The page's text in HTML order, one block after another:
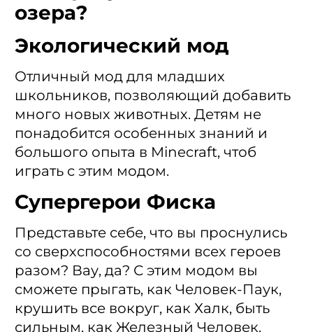
озера?
Экологический мод
Отличный мод для младших
школьников, позволяющий добавить
много новых животных. Детям не
понадобится особенных знаний и
большого опыта в Minecraft, чтоб
играть с этим модом.
Супергерои Фиска
Представьте себе, что вы проснулись
со сверхспособностями всех героев
разом? Вау, да? С этим модом вы
сможете прыгать, как Человек-Паук,
крушить все вокруг, как Халк, быть
сильным, как Железный Человек.